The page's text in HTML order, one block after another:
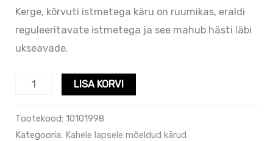
Kerge, kõrvuti istmetega käru on ruumikas, eraldi
reguleeritavate istmetega ja see mahub hästi läbi
ukseavade.
LISA KORVI
Tootekood:10101998
Kategooria: Kahele lapsele mõeldud kärud